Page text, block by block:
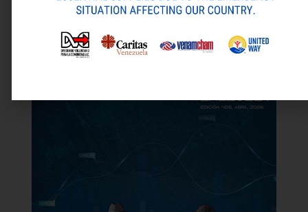
Última revista